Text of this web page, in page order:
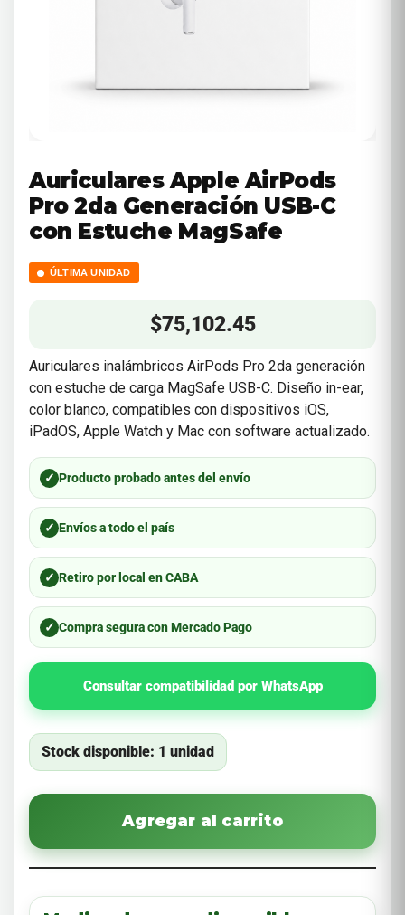
Auriculares Apple AirPods
Pro 2da Generación USB-C
con Estuche MagSafe
ÚLTIMA UNIDAD
$75,102.45
Auriculares inalámbricos AirPods Pro 2da generación
con estuche de carga MagSafe USB-C. Diseño in-ear,
color blanco, compatibles con dispositivos iOS,
iPadOS, Apple Watch y Mac con software actualizado.
✓ Producto probado antes del envío
✓ Envíos a todo el país
✓ Retiro por local en CABA
✓ Compra segura con Mercado Pago
Consultar compatibilidad por WhatsApp
Stock disponible: 1 unidad
Agregar al carrito